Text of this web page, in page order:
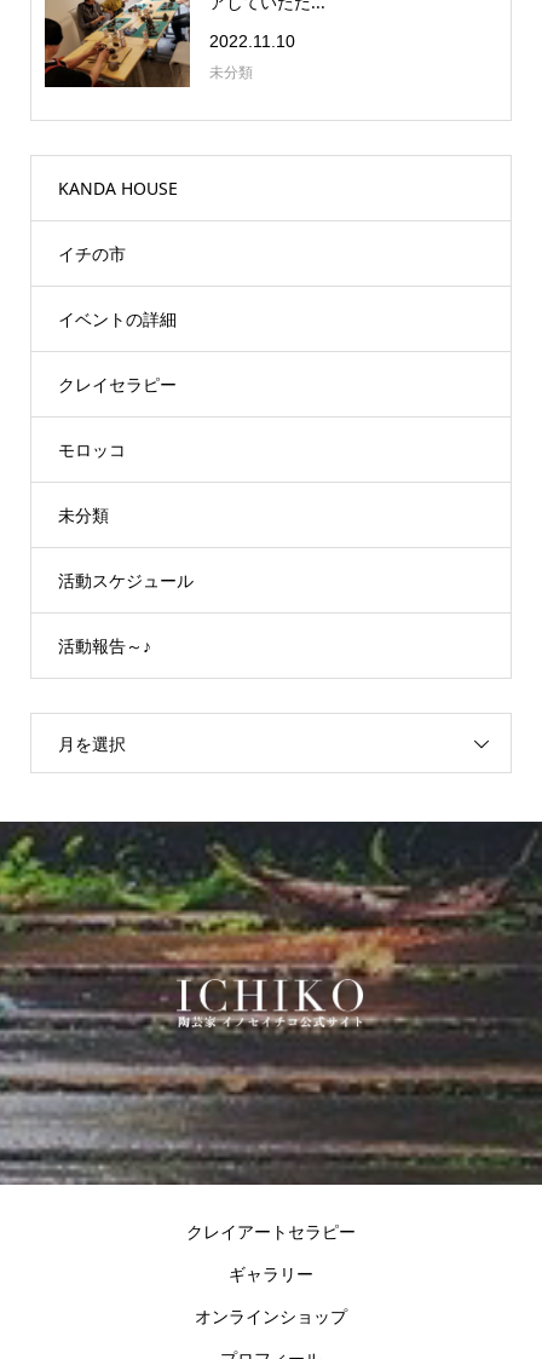
2022.11.10
未分類
KANDA HOUSE
イチの市
イベントの詳細
クレイセラピー
モロッコ
未分類
活動スケジュール
活動報告～♪
月を選択
クレイアートセラピー
ギャラリー
オンラインショップ